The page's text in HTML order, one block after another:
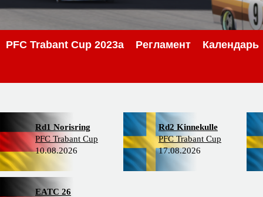
PFC Trabant Cup 2023a Регламент Календарь
Rd1 Norisring
PFC Trabant Cup
10.08.2026
Rd2 Kinnekulle
PFC Trabant Cup
17.08.2026
EATC 26